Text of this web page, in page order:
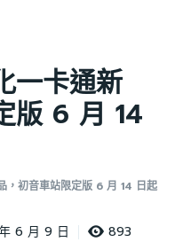
一卡通新
版 6 月 14
，初音車站限定版 6 月 14 日起
6 月 9 日 893